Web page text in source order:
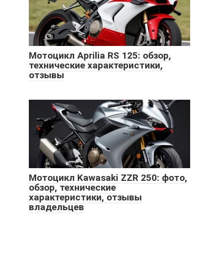
Мотоцикл Aprilia RS 125: обзор,
технические характеристики,
отзывы
Мотоцикл Kawasaki ZZR 250: фото,
обзор, технические
характеристики, отзывы
владельцев